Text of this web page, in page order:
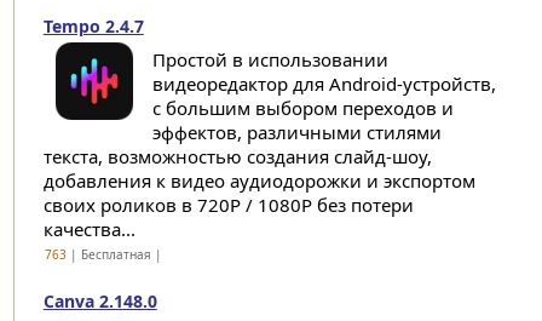
Tempo 2.4.7
Простой в использовании
видеоредактор для Android-устройств,
с большим выбором переходов и
эффектов, различными стилями
текста, возможностью создания слайд-шоу,
добавления к видео аудиодорожки и экспортом
своих роликов в 720P / 1080P без потери
качества...
763| Бесплатная |
Canva 2.148.0